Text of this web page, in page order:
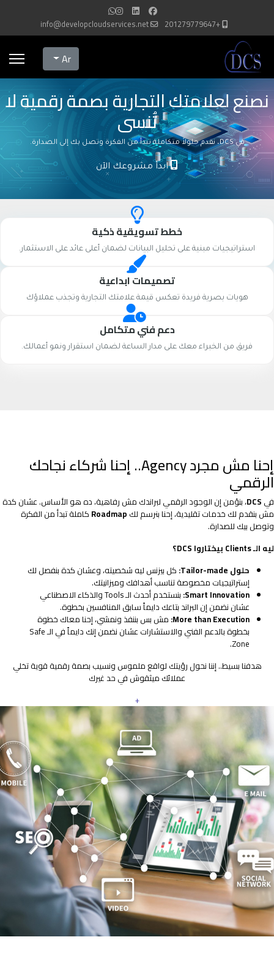
+201279779647
info@developcloudservices.net
Select your language
Ar
نصنع لعلامتك التجارية بصمة رقمية لا
تُنسى
في DCS، نقدم حلولاً متكاملة تبدأ من الفكرة وتصل بك إلى الصدارة.
ابدأ مشروعك الآن
خطط تسويقية ذكية
استراتيجيات مبنية على تحليل البيانات لضمان أعلى عائد على الاستثمار.
تصميمات ابداعية
هويات بصرية فريدة تعكس قيمة علامتك التجارية وتجذب عملاؤك
دعم فني متكامل
فريق من الخبراء معك على مدار الساعة لضمان استقرار ونمو أعمالك.
إحنا مش مجرد Agency.. إحنا شركاء نجاحك
الرقمي
في DCS، بنؤمن إن الوجود الرقمي لبراندك مش رفاهية، ده هو الأساس. عشان كدة
مش بنقدم لك خدمات تقليدية، إحنا بنرسم لك Roadmap كاملة تبدأ من الفكرة
وتوصل بيك للصدارة.
ليه الـ Clients بيختاروا DCS؟
حلول Tailor-made:
كل بيزنس ليه شخصيته، وعشان كدة بنفصل لك
إستراتيجيات مخصوصة تناسب أهدافك وميزانيتك.
Smart Innovation:
بنستخدم أحدث الـ Tools والذكاء الاصطناعي
عشان نضمن إن البراند بتاعك دايماً سابق المنافسين بخطوة.
More than Execution: مش بس بننفذ ونمشي، إحنا معاك خطوة
بخطوة بالدعم الفني والاستشارات عشان نضمن إنك دايماً في الـ Safe
Zone.
هدفنا بسيط.. إننا نحول رؤيتك لواقع ملموس ونسيب بصمة رقمية قوية تخلي
عملائك ميثقوش في حد غيرك
+